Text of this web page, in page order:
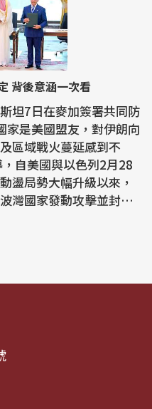
背後意涵一次看
坦7日在麥加簽署共同防
家是美國盟友，對伊朗向
區域戰火蔓延感到不
盪局勢大幅升級以來，
灣國家發動攻擊並封鎖